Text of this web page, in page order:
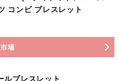
コンビ ブレスレット
場
ルブレスレット